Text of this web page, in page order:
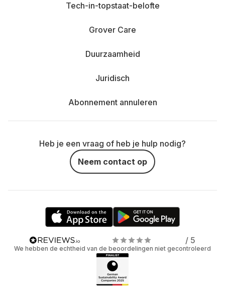
Tech-in-topstaat-belofte
Grover Care
Duurzaamheid
Juridisch
Abonnement annuleren
Heb je een vraag of heb je hulp nodig?
Neem contact op
/ 5
We hebben de echtheid van de beoordelingen niet gecontroleerd